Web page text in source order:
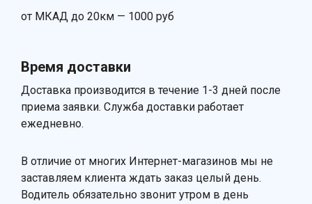
от МКАД до 20км — 1000 руб
Время доставки
Доставка производится в течение 1-3 дней после
приема заявки. Служба доставки работает
ежедневно.
В отличие от многих Интернет-магазинов мы не
заставляем клиента ждать заказ целый день.
Водитель обязательно звонит утром в день